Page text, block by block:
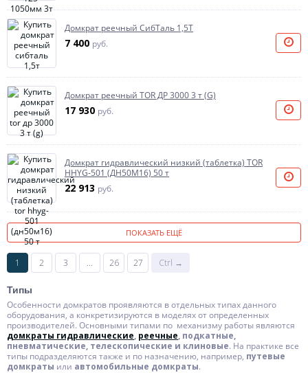
Домкрат реечный СибТаль 1,5Т
7 400 руб.
Домкрат реечный TOR ДР 3000 3 т (G)
17 930 руб.
Домкрат гидравлический низкий (таблетка) TOR
HHYG-501 (ДН50М16) 50 т
22 913 руб.
ПОКАЗАТЬ ЕЩЁ
1 2 3 ... 26 27 Ctrl →
Типы
Особенности домкратов проявляются в отдельных типах данного
оборудования, а конкретизируются в моделях от определенных
производителей. Основными типами по механизму работы являются
домкраты гидравлические, реечные, подкатные,
пневматические, телескопические и клиновые. На практике все
типы подразделяются также и по назначению, например, путевые
домкраты или автомобильные домкраты.